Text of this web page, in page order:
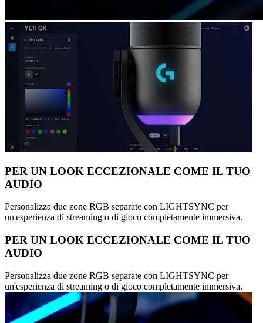
PER UN LOOK ECCEZIONALE COME IL TUO
AUDIO
Personalizza due zone RGB separate con LIGHTSYNC per
un'esperienza di streaming o di gioco completamente immersiva.
PER UN LOOK ECCEZIONALE COME IL TUO
AUDIO
Personalizza due zone RGB separate con LIGHTSYNC per
un'esperienza di streaming o di gioco completamente immersiva.